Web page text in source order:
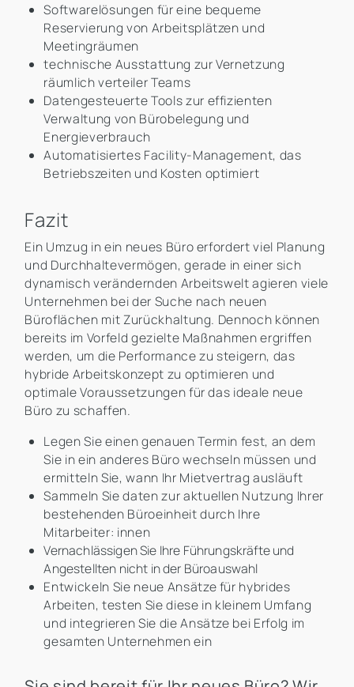
Softwarelösungen für eine bequeme
Reservierung von Arbeitsplätzen und
Meetingräumen
technische Ausstattung zur Vernetzung
räumlich verteiler Teams
Datengesteuerte Tools zur effizienten
Verwaltung von Bürobelegung und
Energieverbrauch
Automatisiertes Facility-Management, das
Betriebszeiten und Kosten optimiert
Fazit
Ein Umzug in ein neues Büro erfordert viel Planung
und Durchhaltevermögen, gerade in einer sich
dynamisch verändernden Arbeitswelt agieren viele
Unternehmen bei der Suche nach neuen
Büroflächen mit Zurückhaltung. Dennoch können
bereits im Vorfeld gezielte Maßnahmen ergriffen
werden, um die Performance zu steigern, das
hybride Arbeitskonzept zu optimieren und
optimale Voraussetzungen für das ideale neue
Büro zu schaffen.
Legen Sie einen genauen Termin fest, an dem
Sie in ein anderes Büro wechseln müssen und
ermitteln Sie, wann Ihr Mietvertrag ausläuft
Sammeln Sie daten zur aktuellen Nutzung Ihrer
bestehenden Büroeinheit durch Ihre
Mitarbeiter: innen
Vernachlässigen Sie Ihre Führungskräfte und
Angestellten nicht in der Büroauswahl
Entwickeln Sie neue Ansätze für hybrides
Arbeiten, testen Sie diese in kleinem Umfang
und integrieren Sie die Ansätze bei Erfolg im
gesamten Unternehmen ein